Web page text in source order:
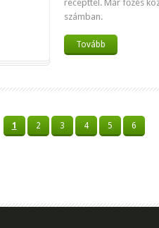
recepttel. Már főzés
számban.
Tovább
1 2 3 4 5 6